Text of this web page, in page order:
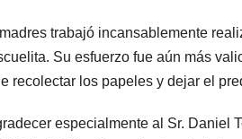
trabajó incansablemente
Su esfuerzo fue aún más
recolectar los papeles y dejar el
especialmente al Sr. Daniel